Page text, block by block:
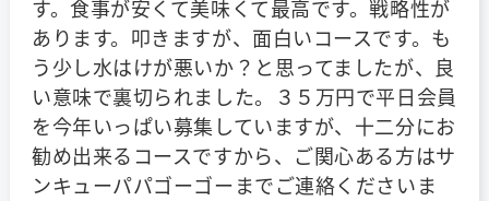
す。食事が安くて美味くて最高です。戦略性が
あります。叩きますが、面白いコースです。も
う少し水はけが悪いか？と思ってましたが、良
い意味で裏切られました。３５万円で平日会員
を今年いっぱい募集していますが、十二分にお
勧め出来るコースですから、ご関心ある方はサ
ンキューパパゴーゴーまでご連絡くださいま